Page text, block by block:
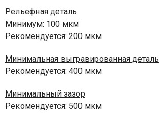
Рельефная деталь
Минимум: 100 мкм
Рекомендуется: 200 мкм
Минимальная выгравированная деталь
Рекомендуется: 400 мкм
Минимальный зазор
Рекомендуется: 500 мкм